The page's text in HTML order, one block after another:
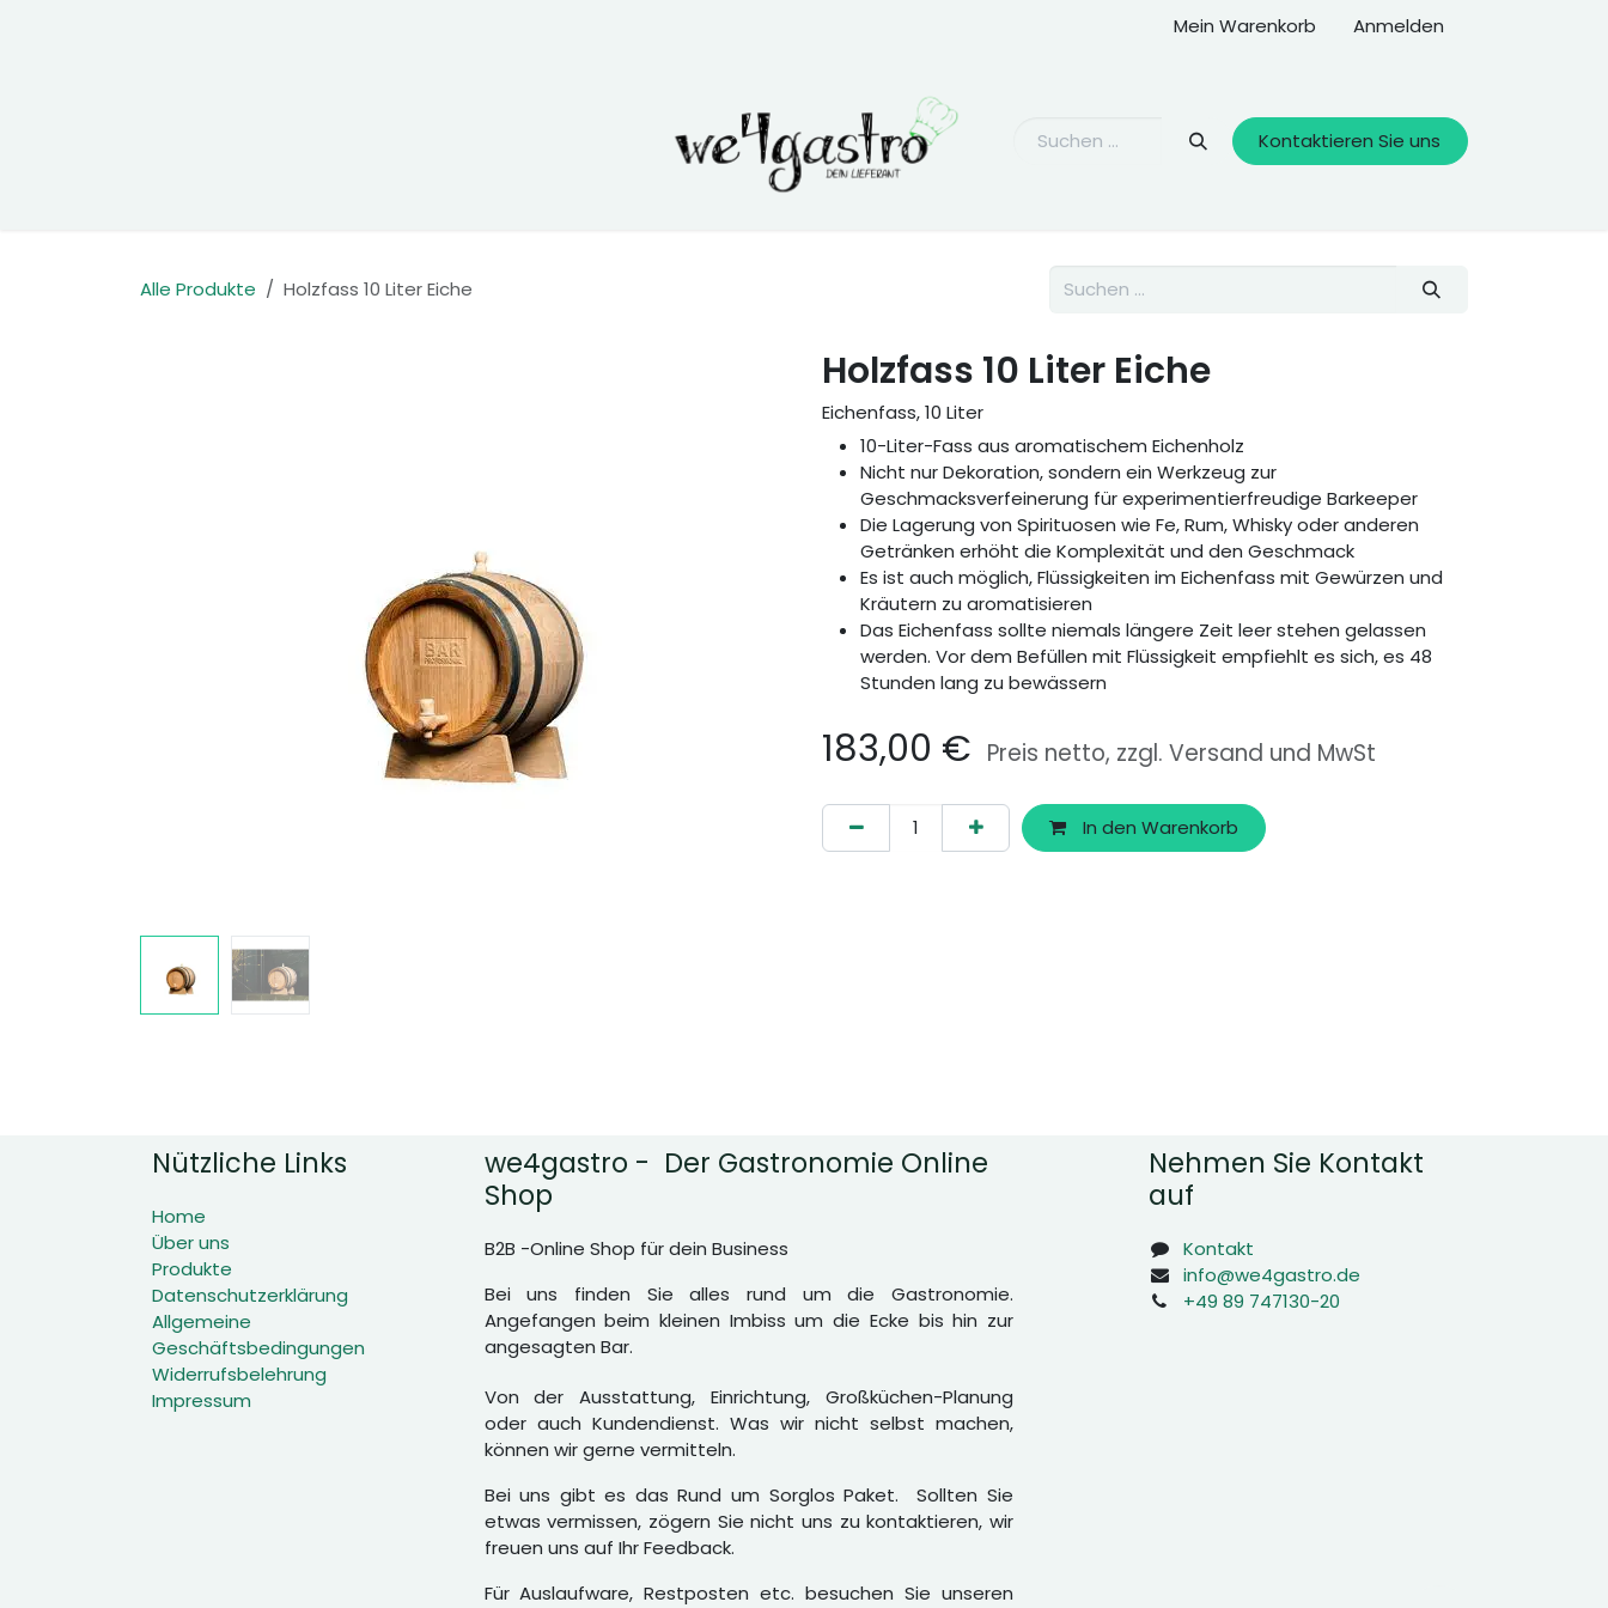
Mein Warenkorb Anmelden
Kontaktieren Sie uns
Alle Produkte Holzfass 10 Liter Eiche
Holzfass 10 Liter Eiche
Eichenfass, 10 Liter
10-Liter-Fass aus aromatischem Eichenholz
Nicht nur Dekoration, sondern ein Werkzeug zur
Geschmacksverfeinerung für experimentierfreudige Barkeeper
Die Lagerung von Spirituosen wie Fe, Rum, Whisky oder anderen
Getränken erhöht die Komplexität und den Geschmack
Es ist auch möglich, Flüssigkeiten im Eichenfass mit Gewürzen und
Kräutern zu aromatisieren
Das Eichenfass sollte niemals längere Zeit leer stehen gelassen
werden. Vor dem Befüllen mit Flüssigkeit empfiehlt es sich, es 48
Stunden lang zu bewässern
183,00 € Preis netto, zzgl. Versand und MwSt
In den Warenkorb
Nützliche Links
Home
Über uns
Produkte
Datenschutzerklärung
Allgemeine
Geschäftsbedingungen
Widerrufsbelehrung
Impressum
we4gastro - Der Gastronomie Online
Shop
B2B -Online Shop für dein Business
Bei uns finden Sie alles rund um die Gastronomie.
Angefangen beim kleinen Imbiss um die Ecke bis hin zur
angesagten Bar.
Von der Ausstattung, Einrichtung, Großküchen-Planung
oder auch Kundendienst. Was wir nicht selbst machen,
können wir gerne vermitteln.
Bei uns gibt es das Rund um Sorglos Paket. Sollten Sie
etwas vermissen, zögern Sie nicht uns zu kontaktieren, wir
freuen uns auf Ihr Feedback.
Für Auslaufware, Restposten etc. besuchen Sie unseren
Nehmen Sie Kontakt
auf
Kontakt
info@we4gastro.de
+49 89 747130-20